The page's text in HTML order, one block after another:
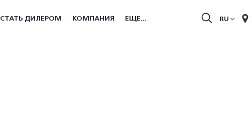
RU
СТАТЬ ДИЛЕРОМ КОМПАНИЯ ЕЩЕ...